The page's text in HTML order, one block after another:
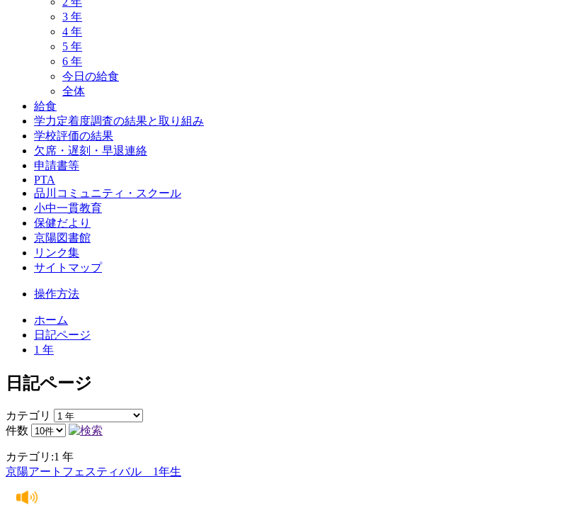
3 年
4 年
5 年
6 年
今日の給食
全体
給食
学力定着度調査の結果と取り組み
学校評価の結果
欠席・遅刻・早退連絡
申請書等
PTA
品川コミュニティ・スクール
小中一貫教育
保健だより
京陽図書館
リンク集
サイトマップ
操作方法
ホーム
日記ページ
1 年
日記ページ
カテゴリ
件数
カテゴリ:1 年
京陽アートフェスティバル 1年生